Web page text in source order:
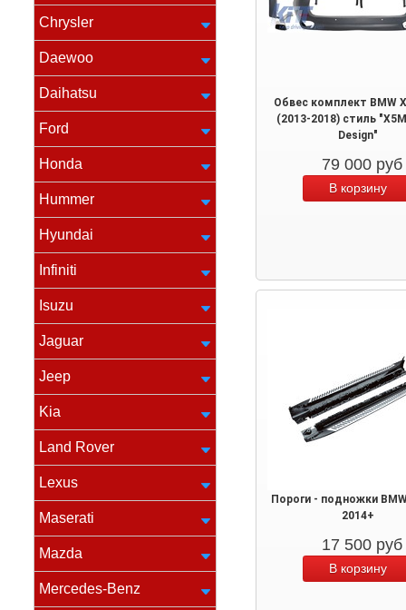
Chrysler
Daewoo
Daihatsu
Ford
Honda
Hummer
Hyundai
Infiniti
Isuzu
Jaguar
Jeep
Kia
Land Rover
Lexus
Maserati
Mazda
Mercedes-Benz
Обвес комплект BMW
(2013-2018) стиль
Design"
79 000 руб
Пороги - подножки
2014+
17 500 руб